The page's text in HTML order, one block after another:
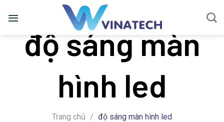
qua
độ sáng màn
hình led
Trang chủ / độ sáng màn hình led